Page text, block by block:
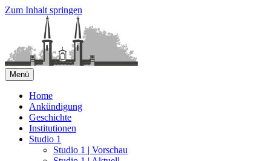
Zum Inhalt springen
Kunstquartier Bethanien
Menü
Home
Ankündigung
Geschichte
Institutionen
Studio 1
Studio 1 | Vorschau